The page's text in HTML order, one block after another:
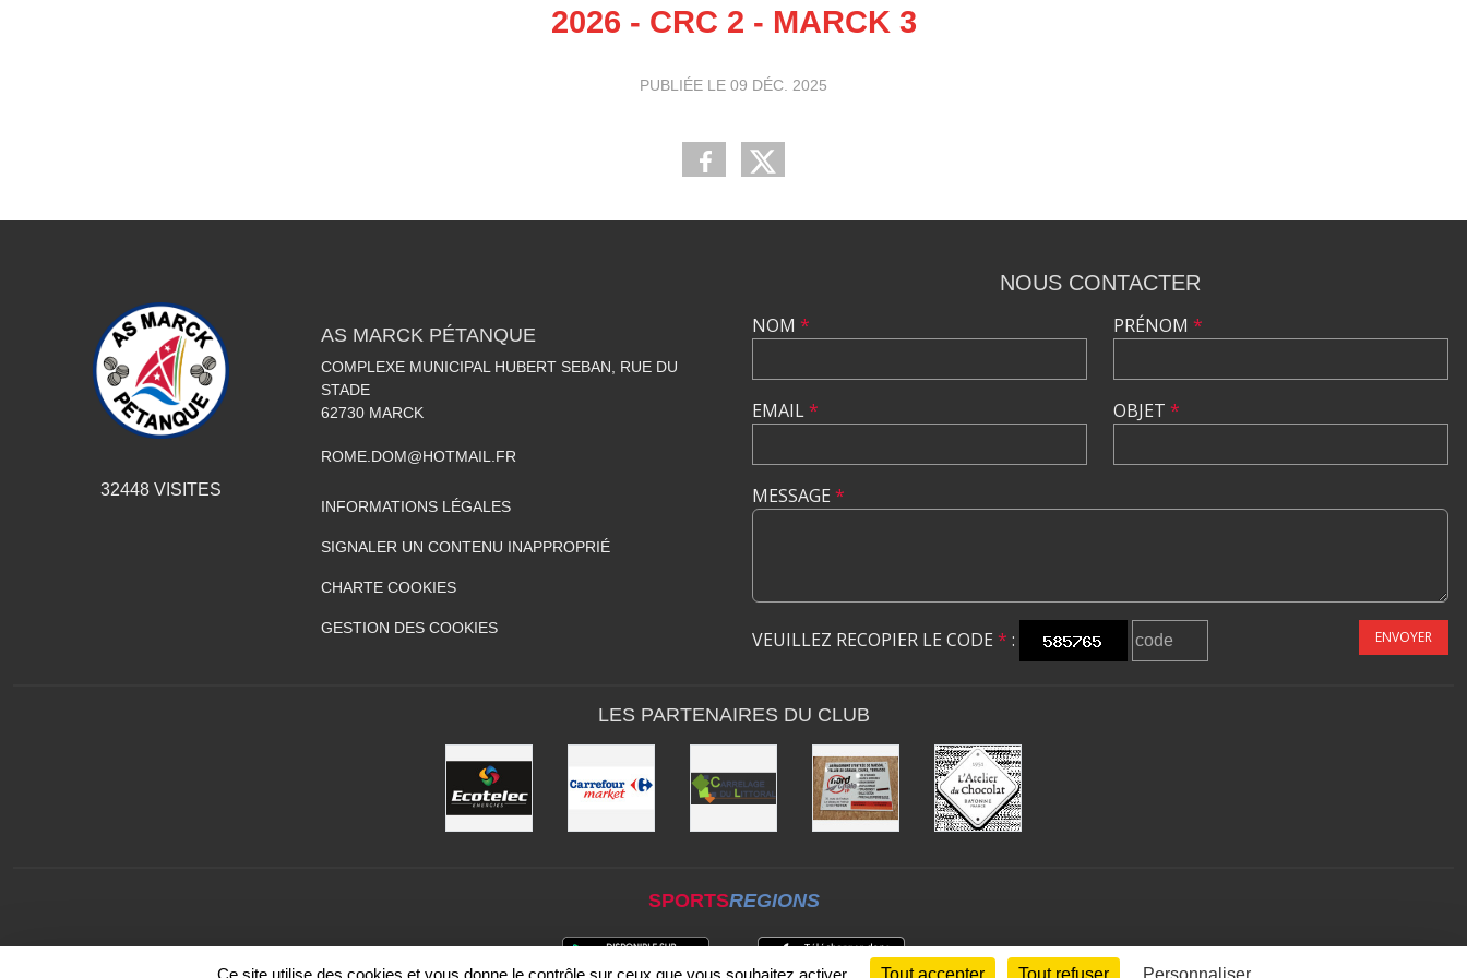
2026 - CRC 2 - MARCK 3
PUBLIÉE LE 09 DÉC. 2025
32448VISITES
AS MARCK PÉTANQUE
COMPLEXE MUNICIPAL HUBERT SEBAN, RUE DU
STADE
62730 MARCK
ROME.DOM@HOTMAIL.FR
INFORMATIONS LÉGALES
SIGNALER UN CONTENU INAPPROPRIÉ
CHARTE COOKIES
GESTION DES COOKIES
NOUS CONTACTER
NOM *
EMAIL*
PRÉNOM *
OBJET *
MESSAGE *
VEUILLEZ RECOPIER LE CODE * : ENVOYER
LES PARTENAIRES DU CLUB
SPORTSREGIONS
Ce site utilise des cookies et vous donne le contrôle sur ceux que vous souhaitez activer Tout accepter Tout refuser Personnaliser